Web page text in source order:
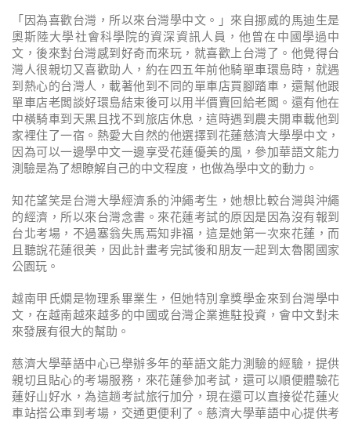
「因為喜歡台灣，所以來台灣學中文。」來自挪威的馬迪生是
奧斯陸大學社會科學院的資深資訊人員，他曾在中國學過中
文，後來對台灣感到好奇而來玩，就喜歡上台灣了。他覺得台
灣人很親切又喜歡助人，約在四五年前他騎單車環島時，就遇
到熱心的台灣人，載著他到不同的單車店買腳踏車，還幫他跟
單車店老闆談好環島結束後可以用半價賣回給老闆。還有他在
中橫騎車到天黑且找不到旅店休息，這時遇到農夫開車載他到
家裡住了一宿。熱愛大自然的他選擇到花蓮慈濟大學學中文，
因為可以一邊學中文一邊享受花蓮優美的風，參加華語文能力
測驗是為了想瞭解自己的中文程度，也做為學中文的動力。
知花望笑是台灣大學經濟系的沖繩考生，她想比較台灣與沖繩
的經濟，所以來台灣念書。來花蓮考試的原因是因為沒有報到
台北考場，不過塞翁失馬焉知非福，這是她第一次來花蓮，而
且聽說花蓮很美，因此計畫考完試後和朋友一起到太魯閣國家
公園玩。
越南甲氏嫻是物理系畢業生，但她特別拿獎學金來到台灣學中
文，在越南越來越多的中國或台灣企業進駐投資，會中文對未
來發展有很大的幫助。
慈濟大學華語中心已舉辦多年的華語文能力測驗的經驗，提供
親切且貼心的考場服務，來花蓮參加考試，還可以順便體驗花
蓮好山好水，為這趟考試旅行加分，現在還可以直接從花蓮火
車站搭公車到考場，交通更便利了。慈濟大學華語中心提供考